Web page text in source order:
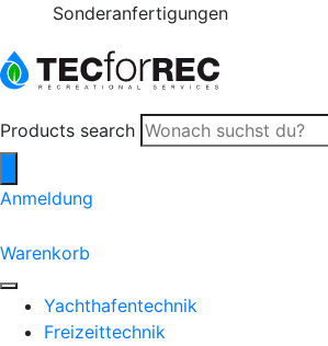
2 Jahre Garantie
Products search
Anmeldung
Warenkorb
Yachthafentechnik
Freizeittechnik